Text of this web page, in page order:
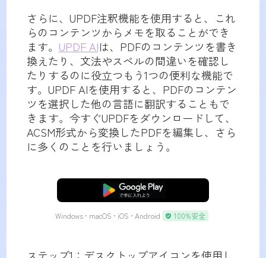
さらに、UPDF注釈機能を使用すると、これ
らのコンテンツからメモを取ることができ
ます。 UPDF AIは、PDFのコンテンツを書き
換えたり、文法やスペルの間違いを確認し
たりするのに役立つもう1つの便利な機能で
す。UPDF AIを使用すると、PDFのコンテン
ツを選択した他の言語に翻訳することもで
きます。今すぐUPDFをダウンロードして、
ACSM形式から変換したPDFを編集し、さら
に多くのことを行いましょう。
無料ダウンロード
Windows • macOS • iOS • Android 100%安全